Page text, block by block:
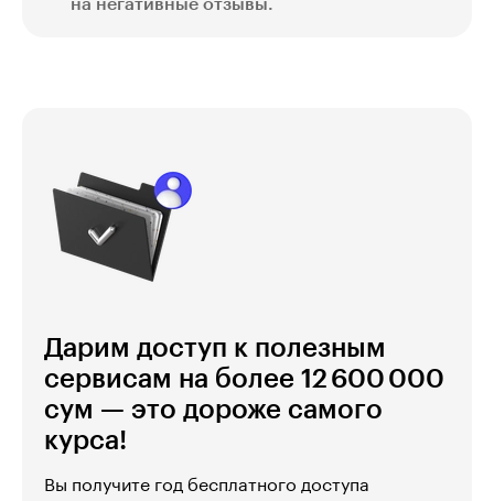
на негативные отзывы.
Дарим доступ к полезным
сервисам на более 12 600 000
сум — это дороже самого
курса!
Вы получите год бесплатного доступа